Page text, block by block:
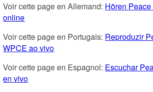
Voir cette page en Allemand: Hören
online
Voir cette page en Portugais: Reproduzir
WPCE ao vivo
Voir cette page en Espagnol: Escuchar
en vivo